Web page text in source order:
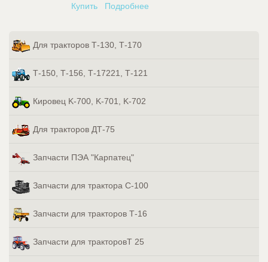
Купить
Подробнее
Для тракторов Т-130, Т-170
Т-150, Т-156, Т-17221, Т-121
Кировец K-700, K-701, K-702
Для тракторов ДТ-75
Запчасти ПЭА "Карпатец"
Запчасти для трактора С-100
Запчасти для тракторов Т-16
Запчасти для тракторовТ 25